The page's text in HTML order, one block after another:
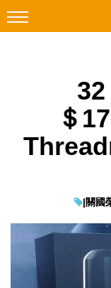
網絡生活
EduTech
IT Times
生成式AI與雲端應用
＄
|關國